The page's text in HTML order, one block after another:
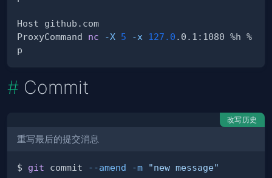
ProxyCommand nc -X 5 -x 127.0 .0.1:1080 %h %
Commit
改写历史
重写最后的提交消息
$ git commit --amend -m "new message"